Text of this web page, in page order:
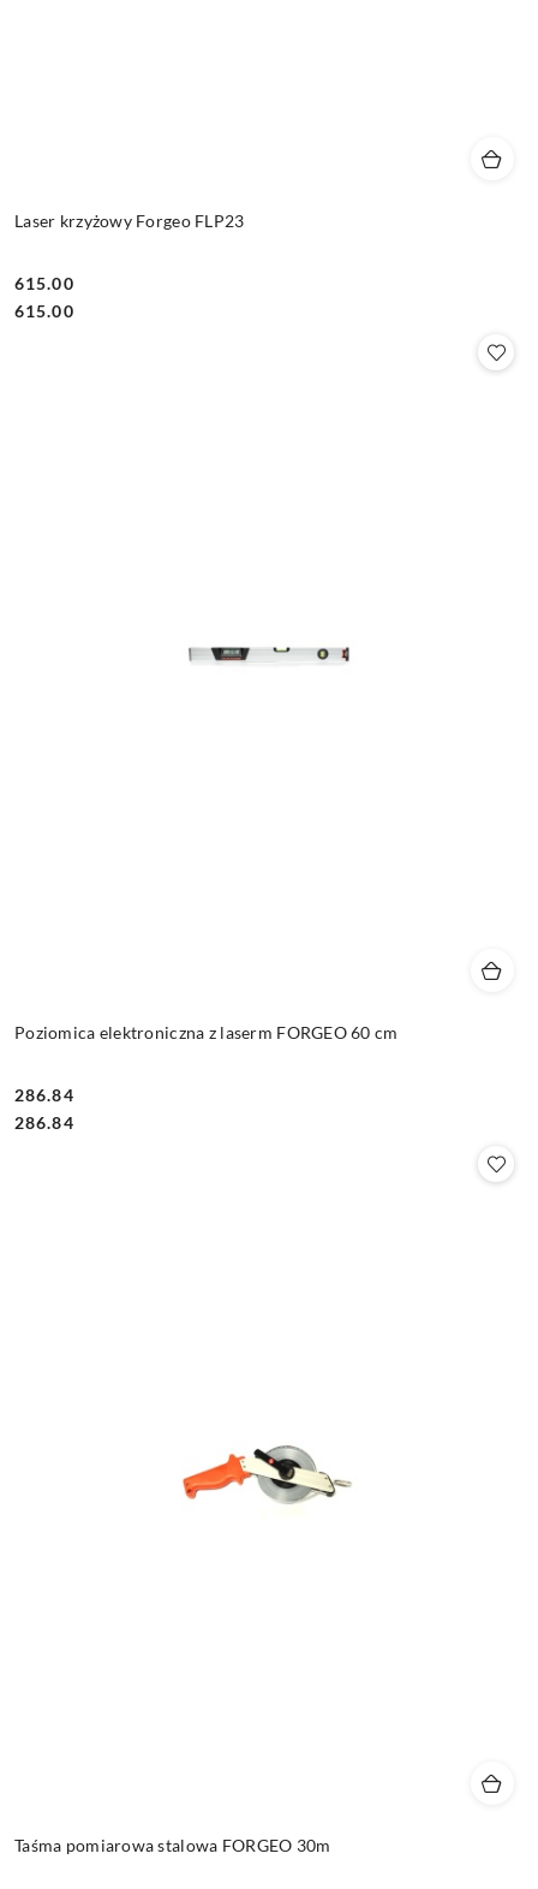
Laser krzyżowy Forgeo FLP23
Cena:
615.00
Cena:
615.00
Poziomica elektroniczna z laserm FORGEO 60 cm
Cena:
286.84
Cena:
286.84
Taśma pomiarowa stalowa FORGEO 30m